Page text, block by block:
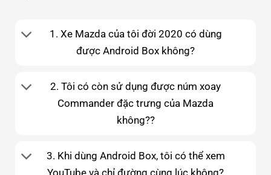
1. Xe Mazda của tôi đời 2020 có dùng
được Android Box không?
2. Tôi có còn sử dụng được núm xoay
Commander đặc trưng của Mazda
không??
3. Khi dùng Android Box, tôi có thể xem